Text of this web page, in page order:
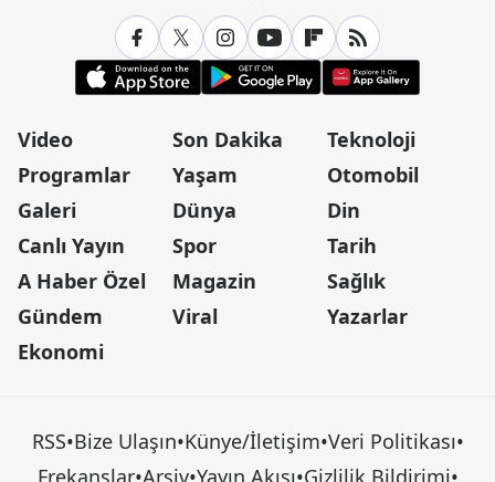
Video
Programlar
Galeri
Canlı Yayın
A Haber Özel
Gündem
Ekonomi
Son Dakika
Yaşam
Dünya
Spor
Magazin
Viral
Teknoloji
Otomobil
Din
Tarih
Sağlık
Yazarlar
RSS•Bize Ulaşın•Künye/İletişim•Veri Politikası•
Frekanslar•Arşiv•Yayın Akışı•Gizlilik Bildirimi•